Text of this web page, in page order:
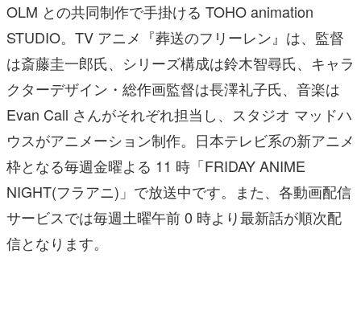
OLM との共同制作で手掛ける TOHO animation
STUDIO。TV アニメ『葬送のフリーレン』は、監督
は斎藤圭一郎氏、シリーズ構成は鈴木智尋氏、キャラ
クターデザイン・総作画監督は長澤礼子氏、音楽は
Evan Call さんがそれぞれ担当し、スタジオ マッドハ
ウスがアニメーション制作。日本テレビ系の新アニメ
枠となる毎週金曜よる 11 時「FRIDAY ANIME
NIGHT(フラアニ)」で放送中です。また、各動画配信
サービスでは毎週土曜午前 0 時より最新話が順次配
信となります。